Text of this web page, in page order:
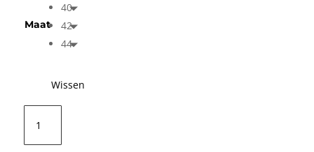
Maat
40
42
44
Wissen
IHCiza
Blouse